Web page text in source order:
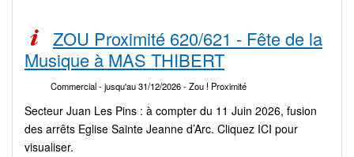
ZOU Proximité 620/621 - Fête de la
Musique à MAS THIBERT
Commercial- jusqu'au 31/12/2026- Zou ! Proximité
Secteur Juan Les Pins : à compter du 11 Juin 2026, fusion
des arrêts Eglise Sainte Jeanne d’Arc. Cliquez ICI pour
visualiser.